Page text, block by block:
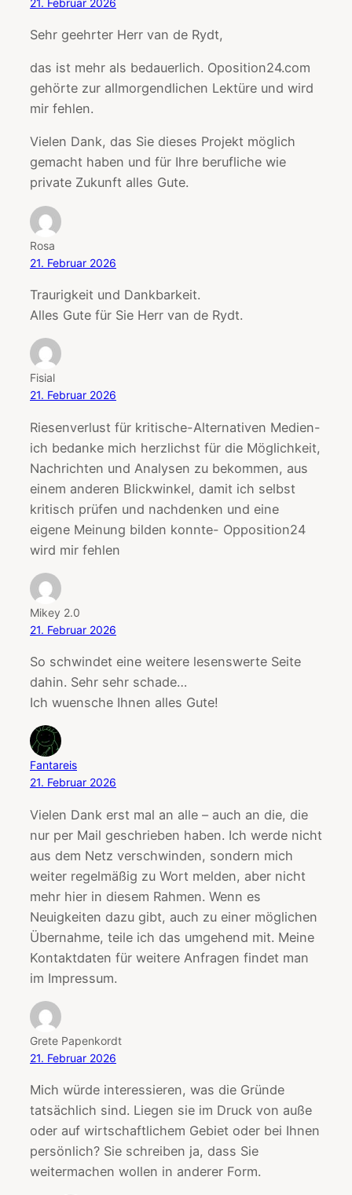
Sehr geehrter Herr van de Rydt,
das ist mehr als bedauerlich. Oposition24.com
gehörte zur allmorgendlichen Lektüre und wird
mir fehlen.
Vielen Dank, das Sie dieses Projekt möglich
gemacht haben und für Ihre berufliche wie
private Zukunft alles Gute.
Rosa
21. Februar 2026
Traurigkeit und Dankbarkeit.
Alles Gute für Sie Herr van de Rydt.
Fisial
21. Februar 2026
Riesenverlust für kritische-Alternativen Medien-
ich bedanke mich herzlichst für die Möglichkeit,
Nachrichten und Analysen zu bekommen, aus
einem anderen Blickwinkel, damit ich selbst
kritisch prüfen und nachdenken und eine
eigene Meinung bilden konnte- Opposition24
wird mir fehlen
Mikey 2.0
21. Februar 2026
So schwindet eine weitere lesenswerte Seite
dahin. Sehr sehr schade…
Ich wuensche Ihnen alles Gute!
Fantareis
21. Februar 2026
Vielen Dank erst mal an alle – auch an die, die
nur per Mail geschrieben haben. Ich werde nicht
aus dem Netz verschwinden, sondern mich
weiter regelmäßig zu Wort melden, aber nicht
mehr hier in diesem Rahmen. Wenn es
Neuigkeiten dazu gibt, auch zu einer möglichen
Übernahme, teile ich das umgehend mit. Meine
Kontaktdaten für weitere Anfragen findet man
im Impressum.
Grete Papenkordt
21. Februar 2026
Mich würde interessieren, was die Gründe
tatsächlich sind. Liegen sie im Druck von auße
oder auf wirtschaftlichem Gebiet oder bei Ihnen
persönlich? Sie schreiben ja, dass Sie
weitermachen wollen in anderer Form.